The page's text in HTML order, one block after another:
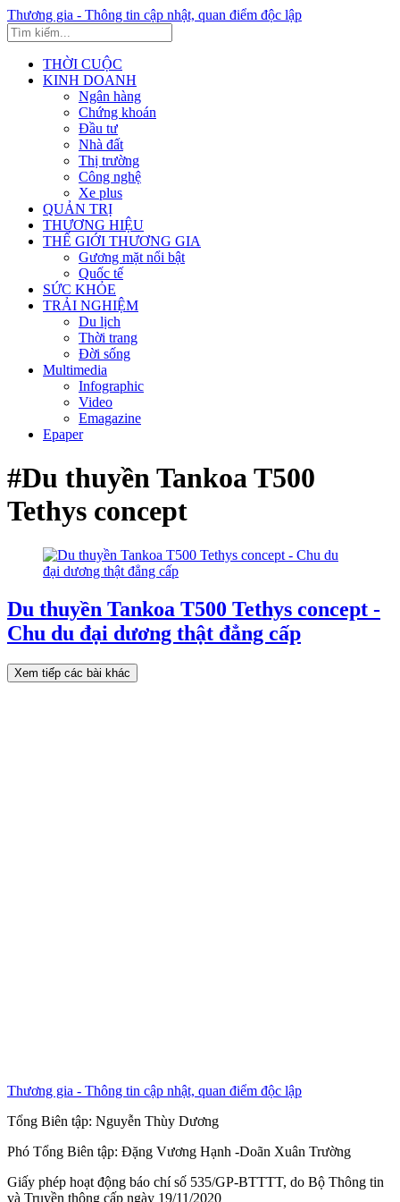
Thương gia - Thông tin cập nhật, quan điểm độc lập
THỜI CUỘC
KINH DOANH
Ngân hàng
Chứng khoán
Đầu tư
Nhà đất
Thị trường
Công nghệ
Xe plus
QUẢN TRỊ
THƯƠNG HIỆU
THẾ GIỚI THƯƠNG GIA
Gương mặt nổi bật
Quốc tế
SỨC KHỎE
TRẢI NGHIỆM
Du lịch
Thời trang
Đời sống
Multimedia
Infographic
Video
Emagazine
Epaper
#Du thuyền Tankoa T500
Tethys concept
Du thuyền Tankoa T500 Tethys concept -
Chu du đại dương thật đẳng cấp
Xem tiếp các bài khác
Thương gia - Thông tin cập nhật, quan điểm độc lập
Tổng Biên tập: Nguyễn Thùy Dương
Phó Tổng Biên tập: Đặng Vương Hạnh -Doãn Xuân Trường
Giấy phép hoạt động báo chí số 535/GP-BTTTT, do Bộ Thông tin
và Truyền thông cấp ngày 19/11/2020